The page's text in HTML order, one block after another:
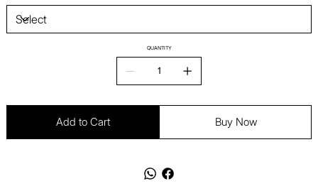
QUANTITY
Add to Cart Buy Now